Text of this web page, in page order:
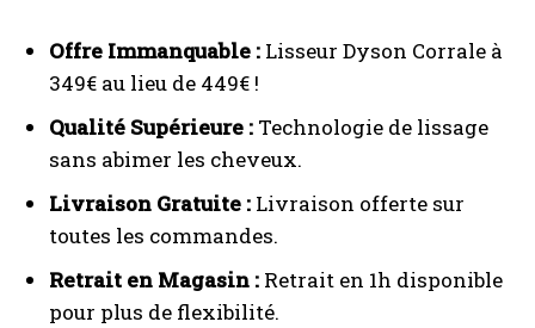
Offre Immanquable : Lisseur Dyson Corrale à
349€ au lieu de 449€ !
Qualité Supérieure : Technologie de lissage
sans abimer les cheveux.
Livraison Gratuite : Livraison offerte sur
toutes les commandes.
Retrait en Magasin : Retrait en 1h disponible
pour plus de flexibilité.